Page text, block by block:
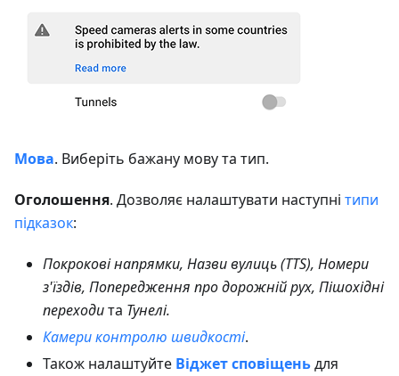
Мова. Виберіть бажану мову та тип.
Оголошення. Дозволяє налаштувати наступні типи
підказок:
Покрокові напрямки, Назви вулиць (TTS), Номери
з'їздів, Попередження про дорожній рух, Пішохідні
переходита Тунелі.
Камери контролю швидкості.
Також налаштуйте Віджет сповіщеньдля